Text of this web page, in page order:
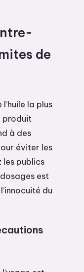
de
la plus
produit
à des
éviter les
publics
est
du